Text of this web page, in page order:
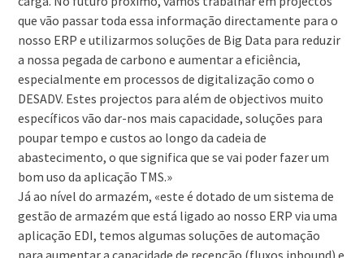
que vão passar toda essa informação directamente para o
nosso ERP e utilizarmos soluções de Big Data para reduzir
a nossa pegada de carbono e aumentar a eficiência,
especialmente em processos de digitalização como o
DESADV. Estes projectos para além de objectivos muito
específicos vão dar-nos mais capacidade, soluções para
poupar tempo e custos ao longo da cadeia de
abastecimento, o que significa que se vai poder fazer um
bom uso da aplicação TMS.»
Já ao nível do armazém, «este é dotado de um sistema de
gestão de armazém que está ligado ao nosso ERP via uma
aplicação EDI, temos algumas soluções de automação